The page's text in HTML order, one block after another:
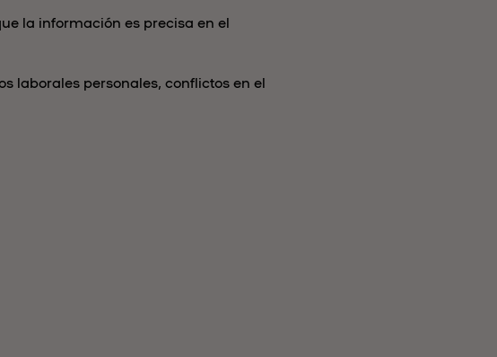
la información es precisa en el
laborales personales, conflictos en el